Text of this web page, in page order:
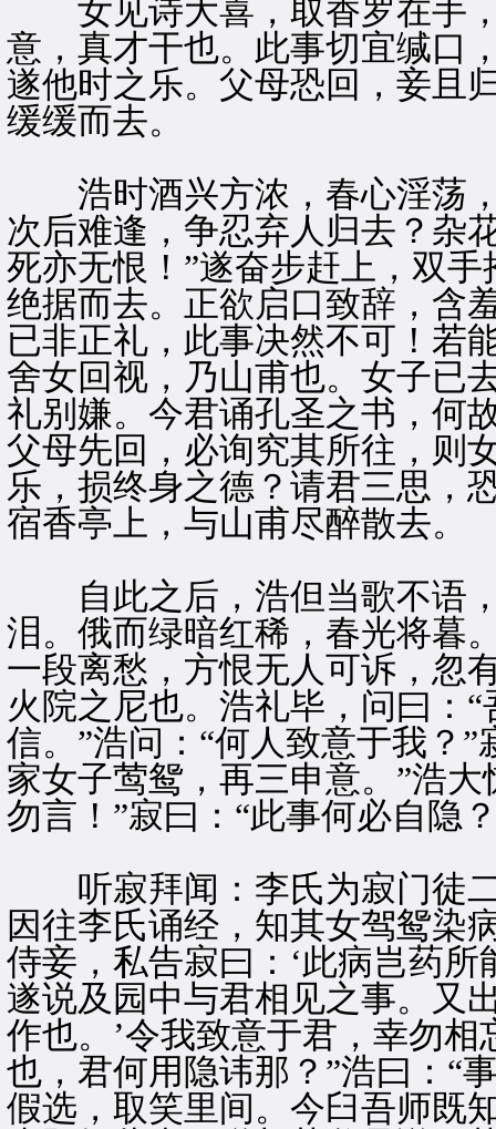
女见诗大喜，取香罗在手，
意，真才干也。此事切宜缄口
遂他时之乐。父母恐回，妾且
缓缓而去。
浩时酒兴方浓，春心淫荡，
次后难逢，争忍弃人归去？杂
死亦无恨！”遂奋步赶上，双
绝据而去。正欲启口致辞，含
已非正礼，此事决然不可！若
舍女回视，乃山甫也。女子已
礼别嫌。今君诵孔圣之书，何
父母先回，必询究其所往，则
乐，损终身之德？请君三思，
宿香亭上，与山甫尽醉散去。
自此之后，浩但当歌不语，
泪。俄而绿暗红稀，春光将暮
一段离愁，方恨无人可诉，忽
火院之尼也。浩礼毕，问曰：
信。”浩问：“何人致意于我？
家女子莺鸳，再三申意。”浩
勿言！”寂曰：“此事何必自隐
听寂拜闻：李氏为寂门徒二
因往李氏诵经，知其女驾鸳染
侍妾，私告寂曰：‘此病岂药
遂说及园中与君相见之事。又
作也。’令我致意于君，幸勿
也，君何用隐讳那？”浩曰：“
假选，取笑里间。今臼吾师既